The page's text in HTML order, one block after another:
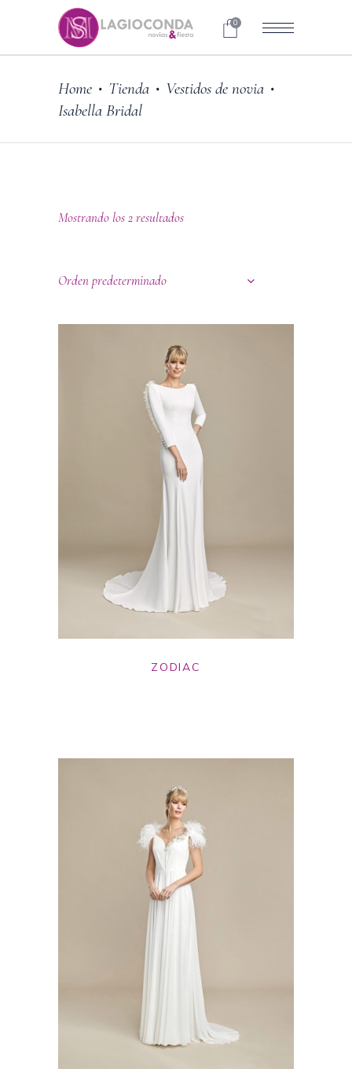
0
Home • Tienda • Vestidos de novia •
Isabella Bridal
Mostrando los 2 resultados
Orden predeterminado
ZODIAC